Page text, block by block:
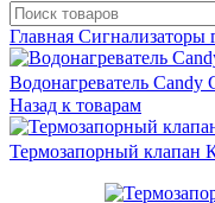
Главная Сигнализаторы
Водонагреватель
Назад к товарам
Термозапорный клапан